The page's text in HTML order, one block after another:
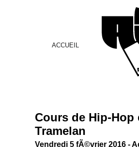
ACCUEIL
Cours de Hip-Hop
Tramelan
Vendredi 5 fÃ©vrier 2016 -